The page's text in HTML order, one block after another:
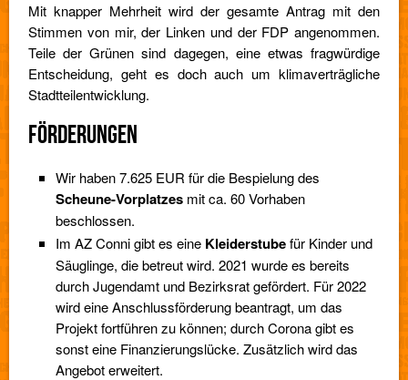
Mit knapper Mehrheit wird der gesamte Antrag mit den
Stimmen von mir, der Linken und der FDP angenommen.
Teile der Grünen sind dagegen, eine etwas fragwürdige
Entscheidung, geht es doch auch um klimaverträgliche
Stadtteilentwicklung.
FÖRDERUNGEN
Wir haben 7.625 EUR für die Bespielung des
Scheune-Vorplatzes mit ca. 60 Vorhaben
beschlossen.
Im AZ Conni gibt es eine Kleiderstubefür Kinder und
Säuglinge, die betreut wird. 2021 wurde es bereits
durch Jugendamt und Bezirksrat gefördert. Für 2022
wird eine Anschlussförderung beantragt, um das
Projekt fortführen zu können; durch Corona gibt es
sonst eine Finanzierungslücke. Zusätzlich wird das
Angebot erweitert.